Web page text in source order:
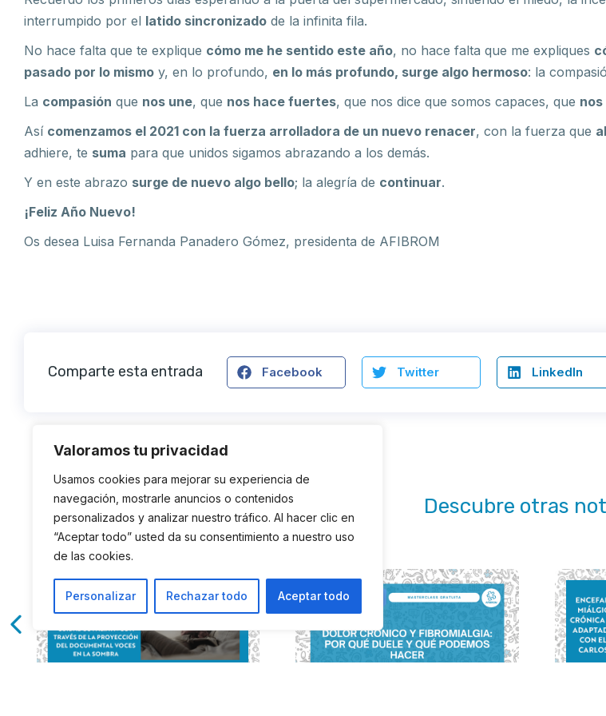
Valoramos tu privacidad
Usamos cookies para mejorar su experiencia de
navegación, mostrarle anuncios o contenidos
personalizados y analizar nuestro tráfico. Al hacer clic en
“Aceptar todo” usted da su consentimiento a nuestro uso
de las cookies.
Personalizar Rechazar todo Aceptar todo
interrumpido por el latido sincronizado de la infinita fila.
No hace falta que te explique cómo me he sentido este año, no hace falta que me expliques
pasado por lo mismo y, en lo profundo, en lo más profundo, surge algo hermoso: la
La compasión que nos une, que nos hace fuertes, que nos dice que somos capaces, que nos
Así comenzamos el 2021 con la fuerza arrolladora de un nuevo renacer, con la fuerza que
adhiere, te suma para que unidos sigamos abrazando a los demás.
Y en este abrazo surge de nuevo algo bello; la alegría de continuar.
¡Feliz Año Nuevo!
Os desea Luisa Fernanda Panadero Gómez, presidenta de AFIBROM
Comparte esta entrada Facebook Twitter LinkedIn
Descubre otras